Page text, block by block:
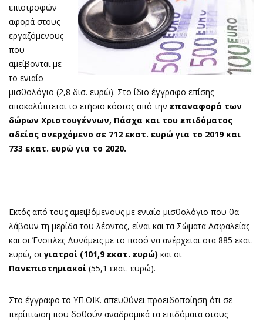
επιστροφών
αφορά στους
εργαζόμενους
που
αμείβονται με
το ενιαίο
μισθολόγιο (2,8 δισ. ευρώ). Στο ίδιο έγγραφο επίσης
αποκαλύπτεται το ετήσιο κόστος από την επαναφορά των
δώρων Χριστουγέννων, Πάσχα και του επιδόματος
αδείας ανερχόμενο σε 712 εκατ. ευρώ για το 2019 και
733 εκατ. ευρώ για το 2020.
Εκτός από τους αμειβόμενους με ενιαίο μισθολόγιο που θα
λάβουν τη μερίδα του λέοντος, είναι και τα Σώματα Ασφαλείας
και οι Ένοπλες Δυνάμεις με το ποσό να ανέρχεται στα 885 εκατ.
ευρώ, οιγιατροί (101,9 εκατ. ευρώ) και οι
Πανεπιστημιακοί (55,1 εκατ. ευρώ).
Στο έγγραφο το ΥΠ.ΟΙΚ. απευθύνει προειδοποίηση ότι σε
περίπτωση που δοθούν αναδρομικά τα επιδόματα στους